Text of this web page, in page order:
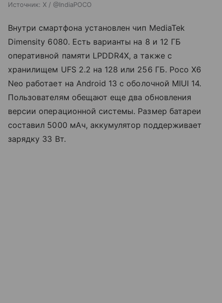
Источник: X / @IndiaPOCO
Внутри смартфона установлен чип MediaTek
Dimensity 6080. Есть варианты на 8 и 12 ГБ
оперативной памяти LPDDR4X, а также с
хранилищем UFS 2.2 на 128 или 256 ГБ. Poco X6
Neo работает на Android 13 с оболочной MIUI 14.
Пользователям обещают еще два обновления
версии операционной системы. Размер батареи
составил 5000 мАч, аккумулятор поддерживает
зарядку 33 Вт.